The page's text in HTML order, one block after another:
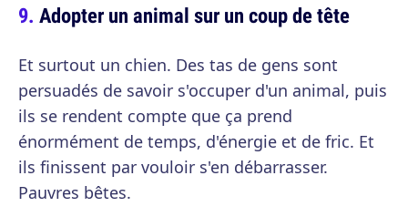
Adopter un animal sur un coup de tête
Et surtout un chien. Des tas de gens sont
persuadés de savoir s'occuper d'un animal, puis
ils se rendent compte que ça prend
énormément de temps, d'énergie et de fric. Et
ils finissent par vouloir s'en débarrasser.
Pauvres bêtes.